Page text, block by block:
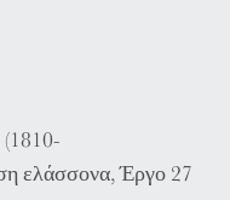
ελάσσονα, Έργο 27